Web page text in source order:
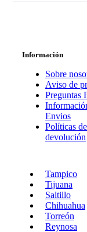
Información
Sobre
Aviso de
Preguntas
Envios
Políticas de
devolución
Tampico
Tijuana
Saltillo
Chihuahua
Torreón
Reynosa